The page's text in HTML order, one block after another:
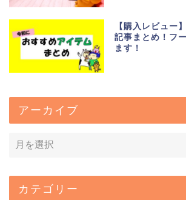
【購入レビュー
記事まとめ！フ
ます！
アーカイブ
カテゴリー